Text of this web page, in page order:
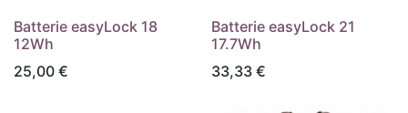
Batterie easyLock 18
12Wh
25,00 €
Batterie easyLock 21
17.7Wh
33,33€